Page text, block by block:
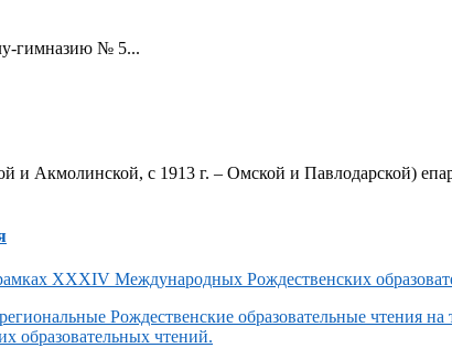
гимназию № 5...
Акмолинской, с 1913 г. – Омской и Павлодарской)
Рождественские образовательные чтения
образовательных чтений.